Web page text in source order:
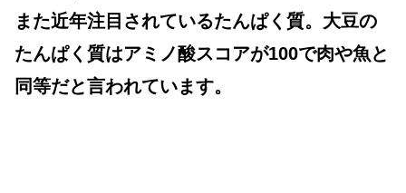
また近年注目されているたんぱく質。大豆の
たんぱく質はアミノ酸スコアが100で肉や魚と
同等だと言われています。